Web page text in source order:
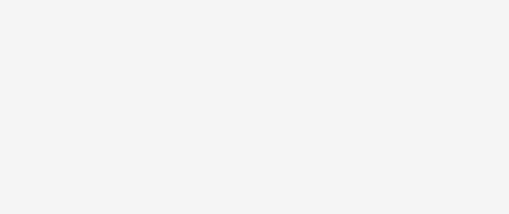
の習慣を健康行動化させる仕組みづくりを目指す。